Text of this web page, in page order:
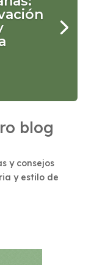
blog
y consejos
y estilo de